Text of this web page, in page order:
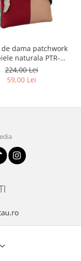
de dama patchwork
naturala PTR-
SKL-6922 MULTI
224,00 Lei
59,00 Lei